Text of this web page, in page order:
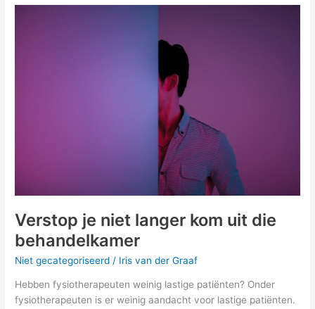
Verstop je niet langer kom uit die
behandelkamer
Niet gecategoriseerd / Iris van der Graaf
Hebben fysiotherapeuten weinig lastige patiënten? Onder
fysiotherapeuten is er weinig aandacht voor lastige patiënten.